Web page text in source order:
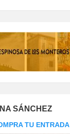
SÁNCHEZ
TU ENTRADA